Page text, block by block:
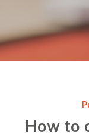
How to